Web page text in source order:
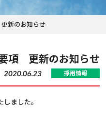
新のお知らせ
項 更新のお知らせ
2020.06.23 採用情報
ました。